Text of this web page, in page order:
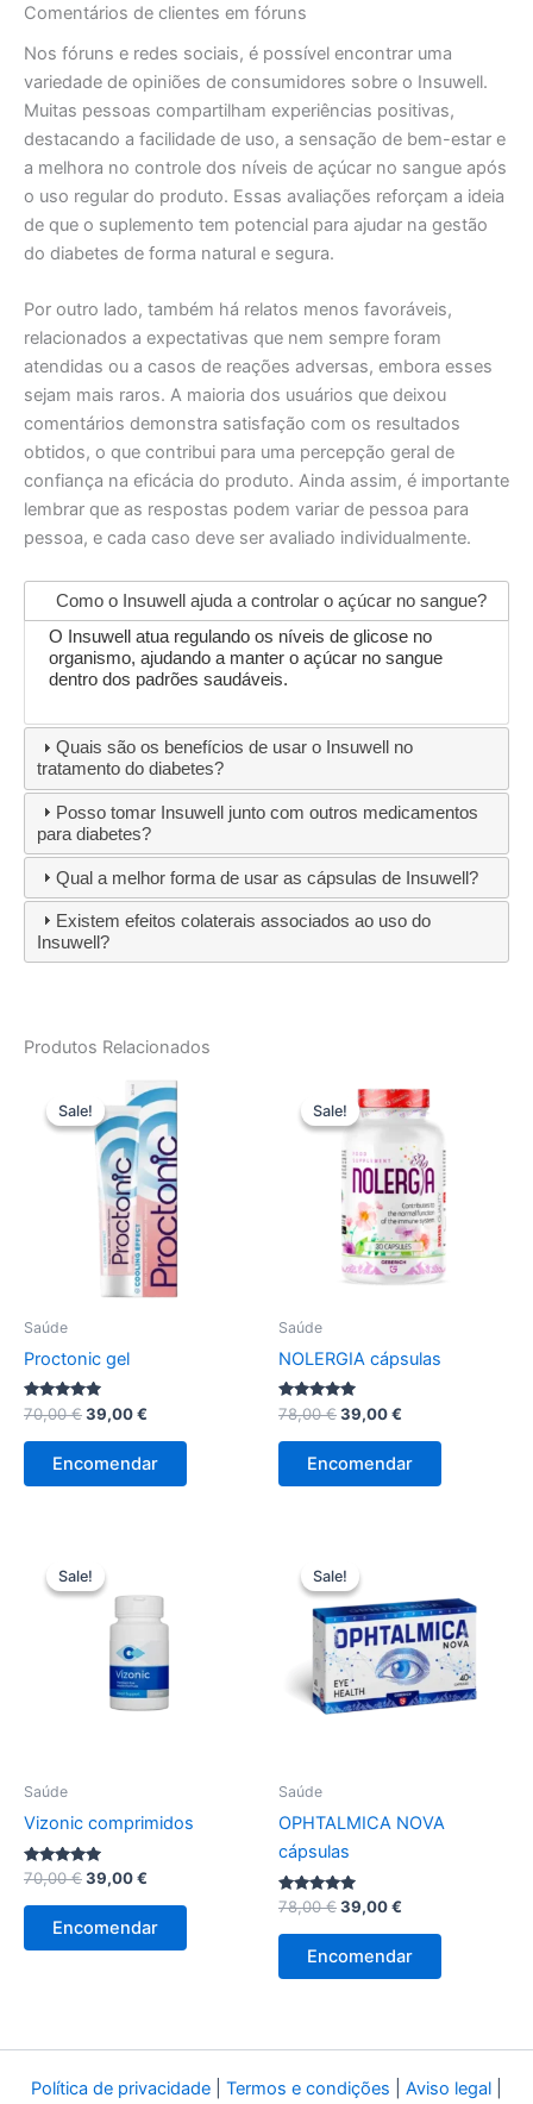
Comentários de clientes em fóruns
Nos fóruns e redes sociais, é possível encontrar uma
variedade de opiniões de consumidores sobre o Insuwell.
Muitas pessoas compartilham experiências positivas,
destacando a facilidade de uso, a sensação de bem-estar e
a melhora no controle dos níveis de açúcar no sangue após
o uso regular do produto. Essas avaliações reforçam a ideia
de que o suplemento tem potencial para ajudar na gestão
do diabetes de forma natural e segura.
Por outro lado, também há relatos menos favoráveis,
relacionados a expectativas que nem sempre foram
atendidas ou a casos de reações adversas, embora esses
sejam mais raros. A maioria dos usuários que deixou
comentários demonstra satisfação com os resultados
obtidos, o que contribui para uma percepção geral de
confiança na eficácia do produto. Ainda assim, é importante
lembrar que as respostas podem variar de pessoa para
pessoa, e cada caso deve ser avaliado individualmente.
Como o Insuwell ajuda a controlar o açúcar no sangue?
O Insuwell atua regulando os níveis de glicose no
organismo, ajudando a manter o açúcar no sangue
dentro dos padrões saudáveis.
Quais são os benefícios de usar o Insuwell no
tratamento do diabetes?
Posso tomar Insuwell junto com outros medicamentos
para diabetes?
Qual a melhor forma de usar as cápsulas de Insuwell?
Existem efeitos colaterais associados ao uso do
Insuwell?
Produtos Relacionados
Sale!
Sale!
Saúde
Proctonic gel
Avaliação
4.86
de 5
70,00€O
original
era:
39,00€
é:
Encomendar
Sale!
Sale!
Saúde
NOLERGIA cápsulas
Avaliação
4.78
de 5
78,00€O
original
era:
39,00€
é:
Encomendar
Sale!
Sale!
Saúde
Vizonic comprimidos
Avaliação
4.83
de 5
70,00€O
original
era:
39,00€
é:
Encomendar
Sale!
Sale!
Saúde
OPHTALMICA NOVA
cápsulas
Avaliação
5.00
de 5
78,00€O
original
era:
39,00€
é:
Encomendar
Política de privacidade Termos e condições Aviso legal